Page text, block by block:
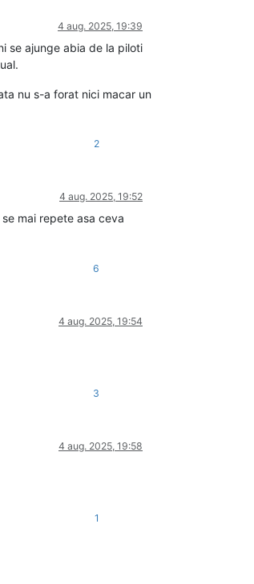
4 aug. 2025, 19:39
se ajunge abia de la piloti
nu s-a forat nici macar un
2
4 aug. 2025, 19:52
mai repete asa ceva
6
4 aug. 2025, 19:54
3
4 aug. 2025, 19:58
1